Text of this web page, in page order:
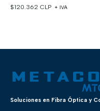
$120.362 CLP + IVA
Soluciones en Fibra Óptica y